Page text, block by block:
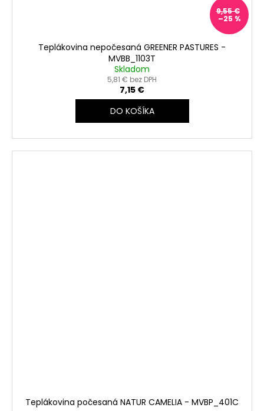
9,55 €
–25 %
Teplákovina nepočesaná GREENER PASTURES -
MVBB_1103T
Skladom
5,81 € bez DPH
7,15 €
DO KOŠÍKA
Teplákovina počesaná NATUR CAMELIA - MVBP_401C